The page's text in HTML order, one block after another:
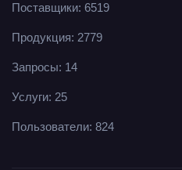
Поставщики: 6519
Продукция: 2779
Запросы: 14
Услуги: 25
Пользователи: 824